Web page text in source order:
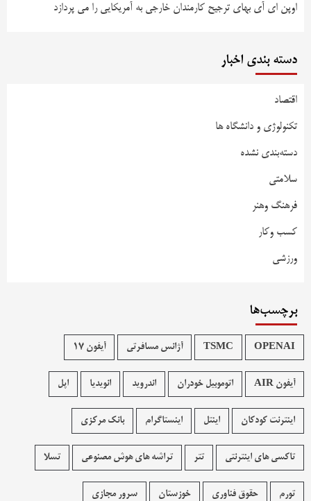
اوپن ای آی بهای ترجیح کارمندان خارجی به آمریکایی را می پردازد
دسته بندی اخبار
اقتصاد
تکنولوژی و دانشگاه ها
دسته‌بندی نشده
سلامتی
فرهنگ وهنر
کسب وکار
ورزشی
برچسب‌ها
OPENAI
TSMC آژانس مسافرتی آیفون 17
آیفون AIR اتوموبیل خودران اندروید انویدیا اپل
اینترنت کودکان اینتل اینستاگرام بانک مرکزی
تاکسی های اینترنتی تتر تراشه های هوش مصنوعی تسلا
تورم حقوق فناوری خوزستان سرور مجازی